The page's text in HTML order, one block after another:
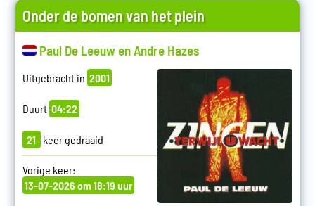
Onder de bomen van het plein
Paul De Leeuw en Andre Hazes
Uitgebracht in 2001
Duurt 04:22
21 keer gedraaid
Vorige keer:
13-07-2026 om 18:19 uur